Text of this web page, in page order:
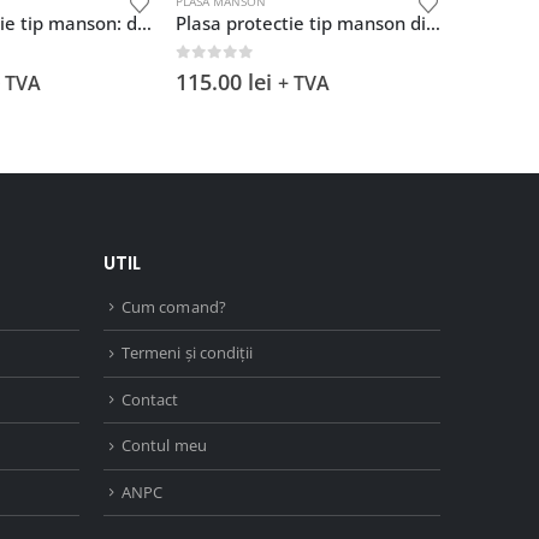
+ TVA out of 5
115.00lei + TVA
UTIL
Cum comand?
Termeni și condiții
Contact
Contul meu
ANPC